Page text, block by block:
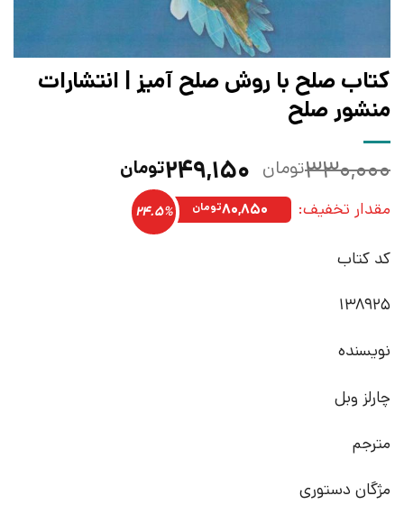
کتاب صلح با روش صلح آمیز | انتشارات
منشور صلح
۳۳۰,۰۰۰تومان قیمت
اصلی:
۳۳۰,۰۰۰تومان
۲۴۹,۱۵۰تومان
مقدار تخفیف: ۸۰,۸۵۰تومان 24.5%
کد کتاب
138925
نویسنده
چارلز وبل
مترجم
مژگان دستوری